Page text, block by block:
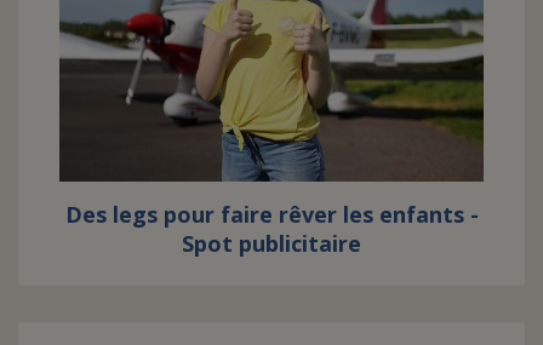
Des legs pour faire rêver les enfants -
Spot publicitaire